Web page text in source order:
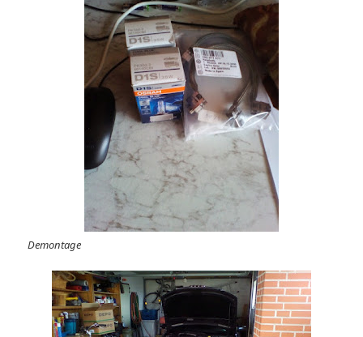
Demontage